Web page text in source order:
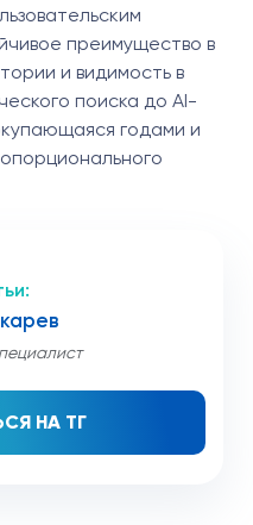
преимущество в
и видимость в
поиска до AI-
годами и
НА ТГ